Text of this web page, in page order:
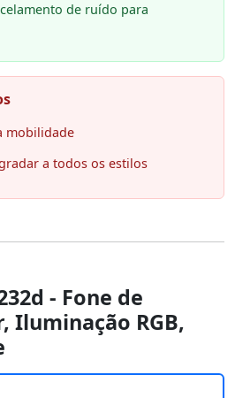
de ruído para
mobilidade
a todos os estilos
- Fone de
Iluminação RGB,